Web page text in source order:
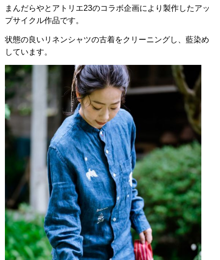
まんだらやとアトリエ23のコラボ企画により製作したアッ
プサイクル作品です。
状態の良いリネンシャツの古着をクリーニングし、藍染め
しています。